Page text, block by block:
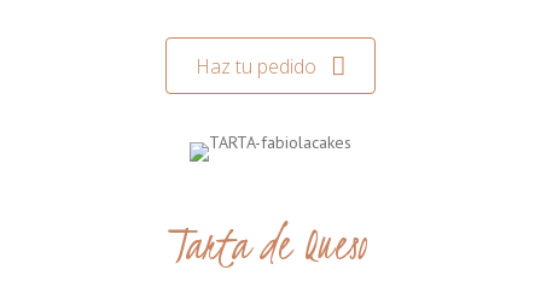
Haz tu pedido
Tarta de Queso